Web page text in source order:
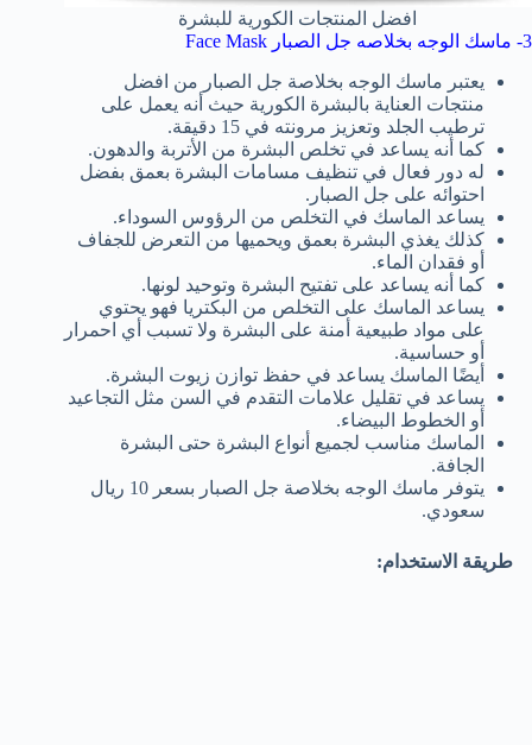
افضل المنتجات الكورية للبشرة
3- ماسك الوجه بخلاصه جل الصبار Face Mask
يعتبر ماسك الوجه بخلاصة جل الصبار من افضل
منتجات العناية بالبشرة الكورية حيث أنه يعمل على
ترطيب الجلد وتعزيز مرونته في 15 دقيقة.
كما أنه يساعد في تخلص البشرة من الأتربة والدهون.
له دور فعال في تنظيف مسامات البشرة بعمق بفضل
احتوائه على جل الصبار.
يساعد الماسك في التخلص من الرؤوس السوداء.
كذلك يغذي البشرة بعمق ويحميها من التعرض للجفاف
أو فقدان الماء.
كما أنه يساعد على تفتيح البشرة وتوحيد لونها.
يساعد الماسك على التخلص من البكتريا فهو يحتوي
على مواد طبيعية أمنة على البشرة ولا تسبب أي احمرار
أو حساسية.
أيضًا الماسك يساعد في حفظ توازن زيوت البشرة.
يساعد في تقليل علامات التقدم في السن مثل التجاعيد
أو الخطوط البيضاء.
الماسك مناسب لجميع أنواع البشرة حتى البشرة
الجافة.
يتوفر ماسك الوجه بخلاصة جل الصبار بسعر 10 ريال
سعودي.
طريقة الاستخدام: